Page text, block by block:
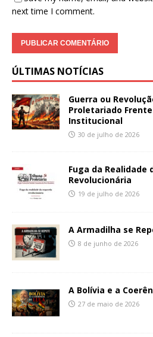
next time I comment.
ÚLTIMAS NOTÍCIAS
Guerra ou
Proletariado
Institucional
30 de julho de 2026
Fuga da Realidade
Revolucionária
19 de julho de 2026
A Armadilha se
8 de junho de 2026
A Bolívia e a
27 de maio de 2026